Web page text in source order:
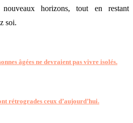
horizons, tout en restant
soi.
âgées ne devraient pas vivre isolés.
rétrogrades ceux d’aujourd’hui.